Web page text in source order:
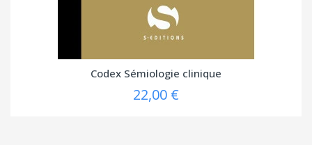
Codex Sémiologie clinique
22,00 €